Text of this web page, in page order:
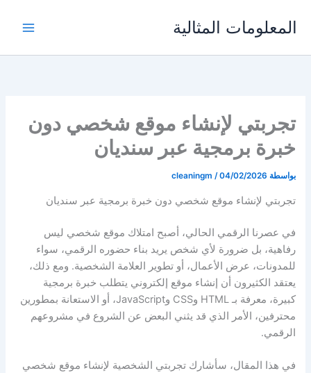
المعلومات المثالية
تجربتي لإنشاء موقع شخصي دون
خبرة برمجية عبر سنديان
بواسطة cleaningm /04/02/2026
تجربتي لإنشاء موقع شخصي دون خبرة برمجية عبر سنديان
في عصرنا الرقمي الحالي، أصبح امتلاك موقع شخصي ليس
رفاهية، بل ضرورة لأي شخص يريد بناء حضوره الرقمي، سواء
للمدونات، عرض الأعمال، أو تطوير العلامة الشخصية. ومع ذلك،
يعتقد الكثيرون أن إنشاء موقع إلكتروني يتطلب خبرة برمجية
كبيرة، معرفة بـ HTML وCSS وJavaScript، أو الاستعانة بمطورين
محترفين، الأمر الذي قد يثني البعض عن الشروع في مشروعهم
الرقمي.
في هذا المقال، سأشارك تجربتي الشخصية لإنشاء موقع شخصي